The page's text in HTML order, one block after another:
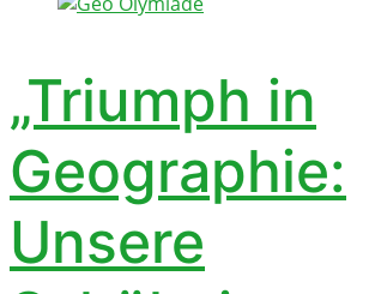
„Triumph in
Geographie:
Unsere